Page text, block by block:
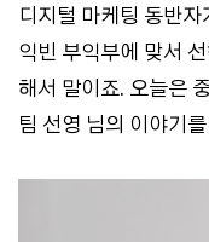
디지털 마케팅 동반
익빈 부익부에 맞서
해서 말이죠. 오늘은
팀 선영 님의 이야기